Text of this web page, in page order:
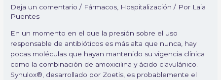
Deja un comentario / Fármacos Hospitalización / Por Laia
Puentes
En un momento en el que la presión sobre el uso
responsable de antibióticos es más alta que nunca, hay
pocas moléculas que hayan mantenido su vigencia clínica
como la combinación de amoxicilina y ácido clavulánico.
Synulox®, desarrollado por Zoetis, es probablemente el